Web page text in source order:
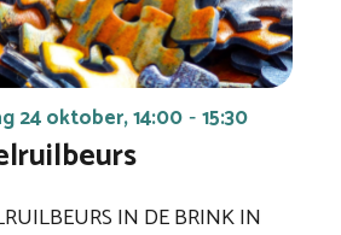
24 oktober, 14:00 - 15:30
IN DE BRINK IN